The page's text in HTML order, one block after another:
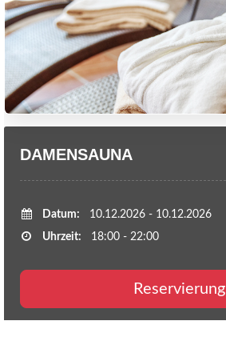
DAMENSAUNA
Datum: 10.12.2026 - 10.12.2026
Uhrzeit: 18:00 - 22:00
Reservierung